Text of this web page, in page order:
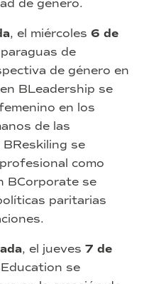
de género.
, el miércoles 6 de
de
de género en
BLeadership se
en los
de las
BReskiling se
como
BCorporate se
paritarias
, el jueves 7 de
se